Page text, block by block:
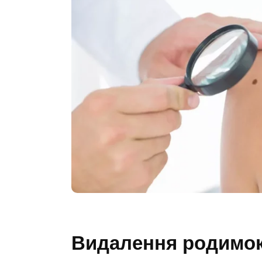
Видалення